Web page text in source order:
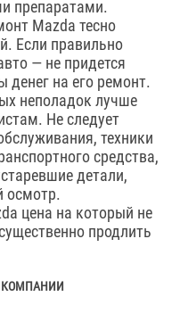
препаратами.
Mazda тесно
Если правильно
— не придется
на его ремонт.
неполадок лучше
Не следует
техники
средства,
детали,
осмотр.
цена на который не
продлить